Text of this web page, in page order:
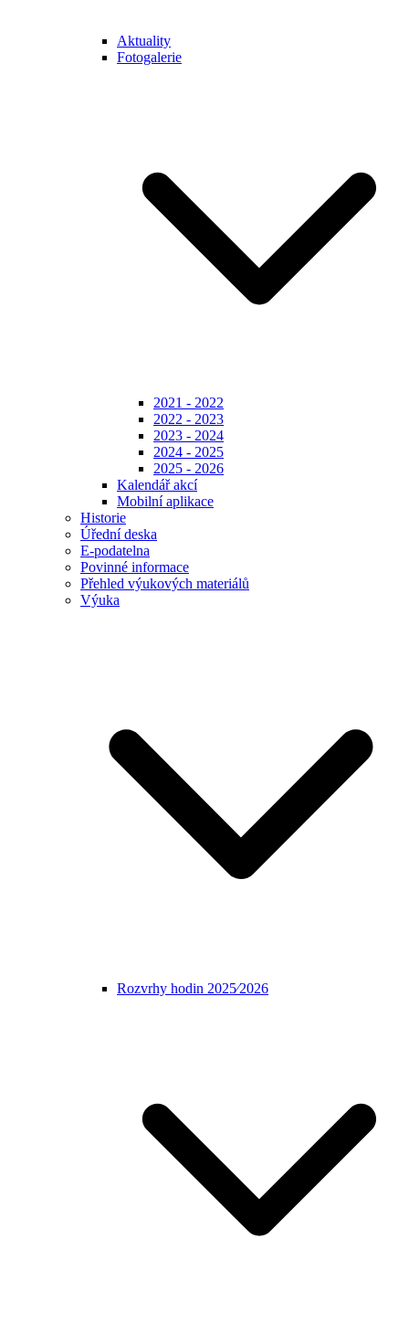
Aktuality
Fotogalerie
2021 - 2022
2022 - 2023
2023 - 2024
2024 - 2025
2025 - 2026
Kalendář akcí
Mobilní aplikace
Historie
Úřední deska
E-podatelna
Povinné informace
Přehled výukových materiálů
Výuka
Rozvrhy hodin 2025⁄2026